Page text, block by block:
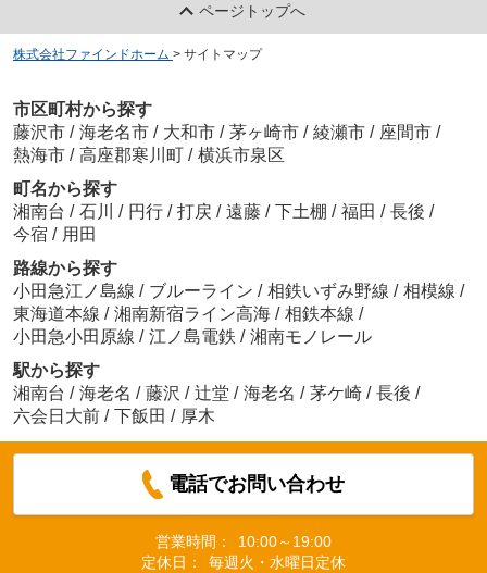
ページトップへ
株式会社ファインドホーム > サイトマップ
市区町村から探す
藤沢市 / 海老名市 / 大和市 / 茅ヶ崎市 / 綾瀬市 / 座間市 /
熱海市 / 高座郡寒川町 / 横浜市泉区
町名から探す
湘南台 / 石川 / 円行 / 打戻 / 遠藤 / 下土棚 / 福田 / 長後 /
今宿 / 用田
路線から探す
小田急江ノ島線 / ブルーライン / 相鉄いずみ野線 / 相模線 /
東海道本線 / 湘南新宿ライン高海 / 相鉄本線 /
小田急小田原線 / 江ノ島電鉄 / 湘南モノレール
駅から探す
湘南台 / 海老名 / 藤沢 / 辻堂 / 海老名 / 茅ケ崎 / 長後 /
六会日大前 / 下飯田 / 厚木
電話でお問い合わせ
営業時間：
10:00～19:00
定休日：
毎週火・水曜日定休